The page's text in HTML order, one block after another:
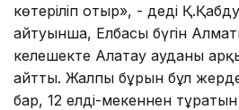
көтеріліп отыр», - деді
айтуынша, Елбасы бүгін
келешекте Алатау ауданы
айтты. Жалпы бұрын бұл
бар, 12 елді-мекеннен